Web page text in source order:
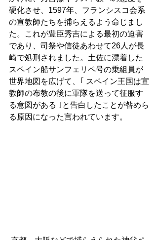
硬化させ、1597年、フランシスコ会系
の宣教師たちを捕らえるよう命じまし
た。これが豊臣秀吉による最初の迫害
であり、司祭や信徒あわせて26人が長
崎で処刑されました。土佐に漂着した
スペイン船サンフェリペ号の乗組員が
世界地図を広げて、｢ スペイン王国は宣
教師の布教の後に軍隊を送って征服す
る意図がある ｣と告白したことが咎めら
る原因になった言われています。